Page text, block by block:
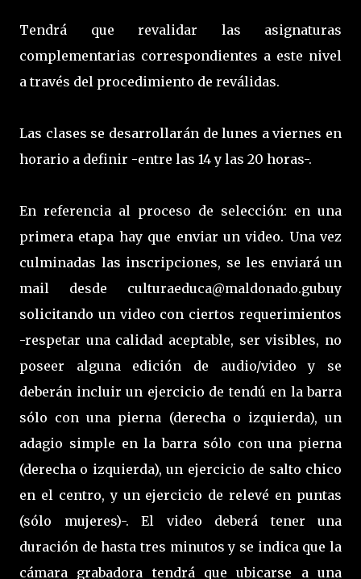
Tendrá que revalidar las asignaturas
complementarias correspondientes a este nivel
a través del procedimiento de reválidas.
Las clases se desarrollarán de lunes a viernes en
horario a definir -entre las 14 y las 20 horas-.
En referencia al proceso de selección: en una
primera etapa hay que enviar un video. Una vez
culminadas las inscripciones, se les enviará un
mail desde culturaeduca@maldonado.gub.uy
solicitando un video con ciertos requerimientos
-respetar una calidad aceptable, ser visibles, no
poseer alguna edición de audio/video y se
deberán incluir un ejercicio de tendú en la barra
sólo con una pierna (derecha o izquierda), un
adagio simple en la barra sólo con una pierna
(derecha o izquierda), un ejercicio de salto chico
en el centro, y un ejercicio de relevé en puntas
(sólo mujeres)-. El video deberá tener una
duración de hasta tres minutos y se indica que la
cámara grabadora tendrá que ubicarse a una